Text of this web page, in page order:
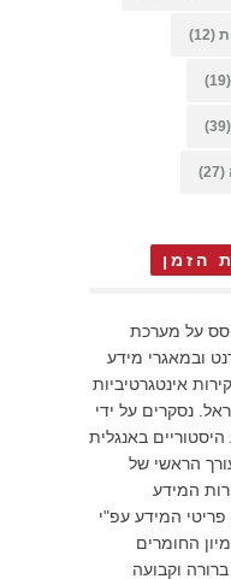
(12)
(19)
(39)
(27)
הזמן
על מערכת
ובמאגרי מידע
אינטגרטיביות
נסקרים על ידי
באנגלית
הראשי של
המידע
פריטי המידע עפ"י
החומרים
וקבועה